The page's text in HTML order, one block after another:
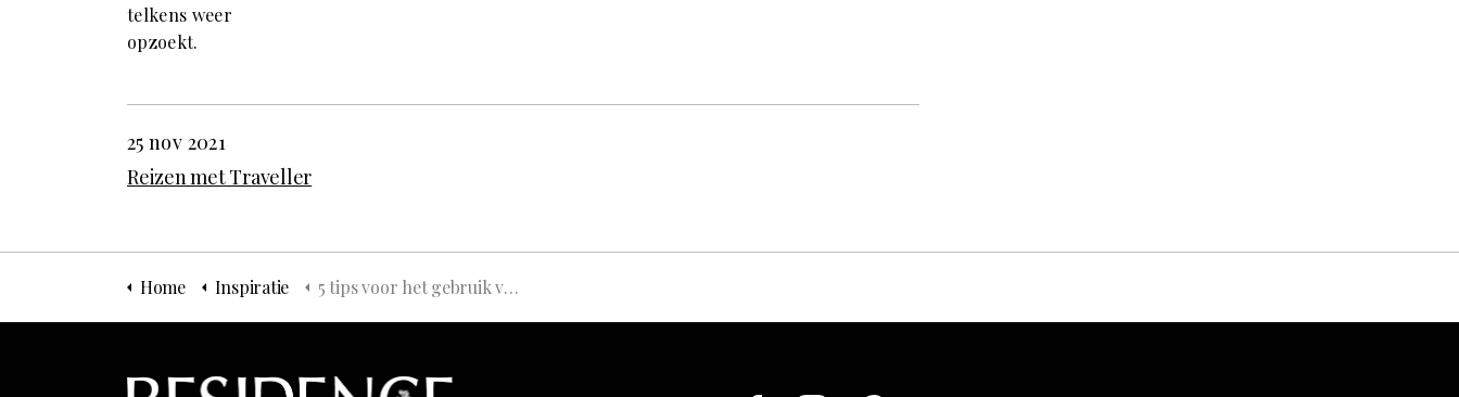
telkens weer
opzoekt.
25 nov 2021
Reizen met Traveller
Home Inspiratie 5 tips voor het gebruik van internet tijdens een (zakelijke) reis